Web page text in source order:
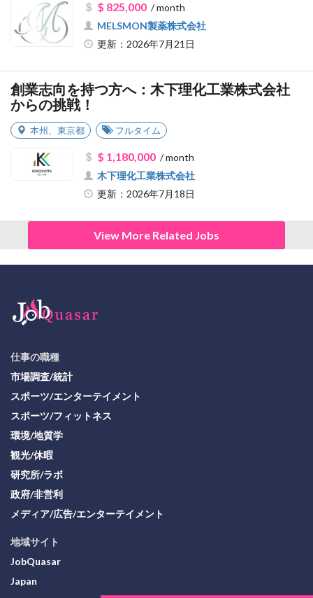
$ 825,000/ month
MELSMON製薬株式会社
更新：2026年7月21日
創業志向を持つ方へ：木下理化工業株式会社
からの挑戦！
本州 東京都 フルタイム
$ 1,180,000/ month
木下理化工業株式会社
更新：2026年7月18日
View More Related Jobs
仕事の職種
市場調査/統計
スポーツ/エンターテイメント
スポーツ/フィットネス
環境/地質学
観光/休暇
研究所/ラボ
政府/非営利
メディア/広告/エンターテイメント
地域サイト
JobQuasar
Japan